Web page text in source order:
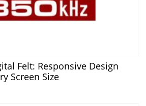
Felt: Responsive Design
Screen Size